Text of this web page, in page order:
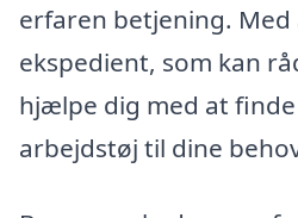
erfaren betjening.
ekspedient, som kan
hjælpe dig med at
arbejdstøj til dine